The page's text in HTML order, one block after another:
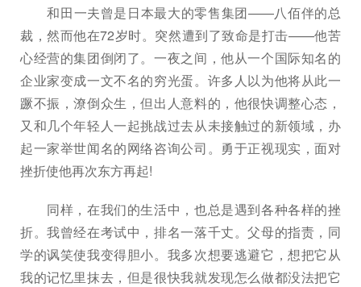
和田一夫曾是日本最大的零售集团——八佰伴的总
裁，然而他在72岁时。突然遭到了致命是打击——他苦
心经营的集团倒闭了。一夜之间，他从一个国际知名的
企业家变成一文不名的穷光蛋。许多人以为他将从此一
蹶不振，潦倒众生，但出人意料的，他很快调整心态，
又和几个年轻人一起挑战过去从未接触过的新领域，办
起一家举世闻名的网络咨询公司。勇于正视现实，面对
挫折使他再次东方再起!
同样，在我们的生活中，也总是遇到各种各样的挫
折。我曾经在考试中，排名一落千丈。父母的指责，同
学的讽笑使我变得胆小。我多次想要逃避它，想把它从
我的记忆里抹去，但是很快我就发现怎么做都没法把它